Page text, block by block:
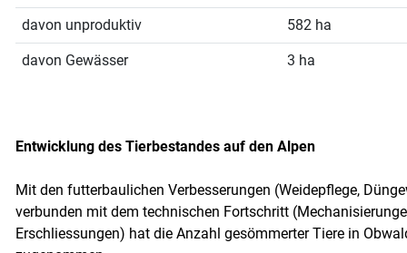
davon unproduktiv 582 ha
davon Gewässer 3 ha
Entwicklung des Tierbestandes auf den Alpen
Mit den futterbaulichen Verbesserungen (Weidepflege,
verbunden mit dem technischen Fortschritt
Erschliessungen) hat die Anzahl gesömmerter Tiere in